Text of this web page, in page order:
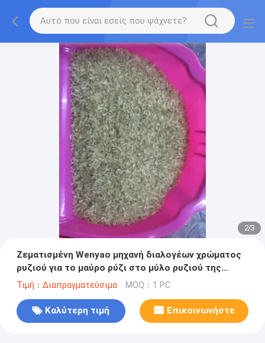
2/3
Ζεματισμένη Wenyao μηχανή διαλογέων χρώματος
ρυζιού για το μαύρο ρύζι στο μύλο ρυζιού της
Ινδονησίας
Τιμή：Διαπραγματεύσιμα MOQ：1 PC
Καλύτερη τιμή Επικοινωνήστε